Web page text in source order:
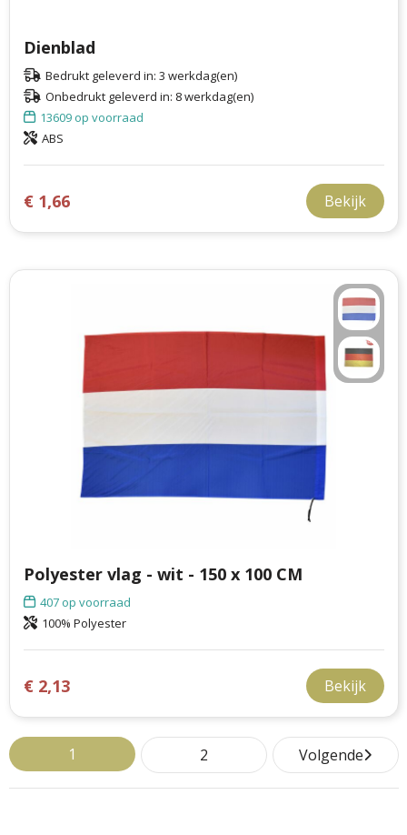
Dienblad
Bedrukt geleverd in: 3 werkdag(en)
Onbedrukt geleverd in: 8 werkdag(en)
13609op voorraad
ABS
€ 1,66 Bekijk
Polyester vlag - wit - 150 x 100 CM
407op voorraad
100% Polyester
€ 2,13 Bekijk
1 2 Volgende